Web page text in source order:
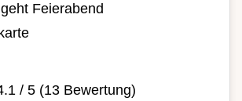
Feierabend
/ 5 (13 Bewertung)